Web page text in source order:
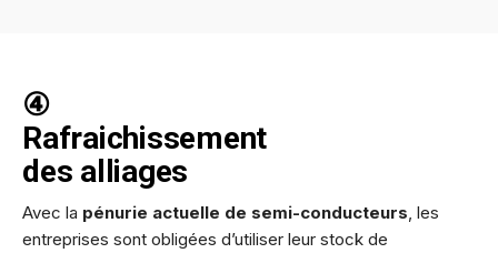
④
Rafraichissement
des alliages
Avec la pénurie actuelle de semi-conducteurs , les
entreprises sont obligées d’utiliser leur stock de